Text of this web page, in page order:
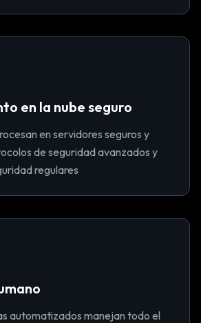
en la nube seguro
en servidores seguros y
de seguridad avanzados y
regulares
automatizados manejan todo el